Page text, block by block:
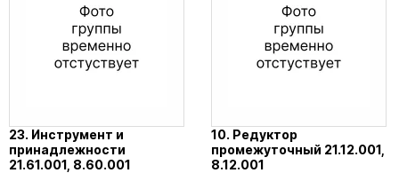
23. Инструмент и
принадлежности
21.61.001, 8.60.001
10. Редуктор
промежуточный 21.12.001,
8.12.001